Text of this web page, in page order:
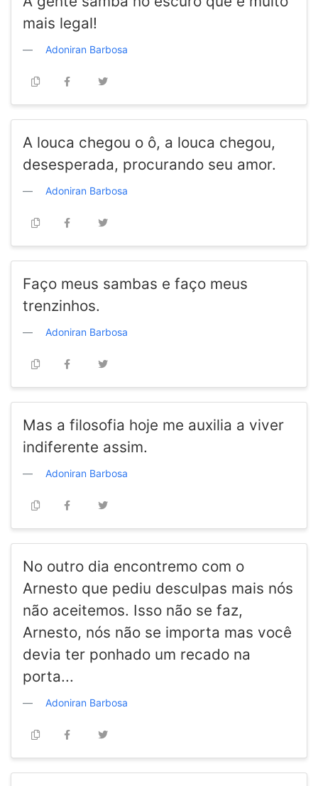
mais legal!
Adoniran Barbosa
A louca chegou o ô, a louca chegou,
desesperada, procurando seu amor.
Adoniran Barbosa
Faço meus sambas e faço meus
trenzinhos.
Adoniran Barbosa
Mas a filosofia hoje me auxilia a viver
indiferente assim.
Adoniran Barbosa
No outro dia encontremo com o
Arnesto que pediu desculpas mais nós
não aceitemos. Isso não se faz,
Arnesto, nós não se importa mas você
devia ter ponhado um recado na
porta...
Adoniran Barbosa